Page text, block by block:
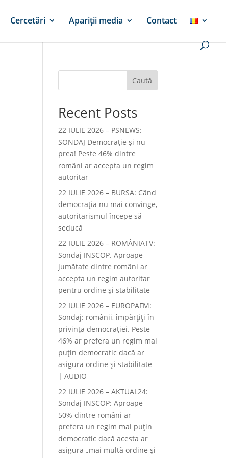
Cercetări Apariții media Contact
Caută
Recent Posts
22 IULIE 2026 – PSNEWS:
SONDAJ Democrație și nu
prea! Peste 46% dintre
români ar accepta un regim
autoritar
22 IULIE 2026 – BURSA: Când
democraţia nu mai convinge,
autoritarismul începe să
seducă
22 IULIE 2026 – ROMÂNIATV:
Sondaj INSCOP. Aproape
jumătate dintre români ar
accepta un regim autoritar
pentru ordine și stabilitate
22 IULIE 2026 – EUROPAFM:
Sondaj: românii, împărțiți în
privința democrației. Peste
46% ar prefera un regim mai
puțin democratic dacă ar
asigura ordine și stabilitate
| AUDIO
22 IULIE 2026 – AKTUAL24:
Sondaj INSCOP: Aproape
50% dintre români ar
prefera un regim mai puțin
democratic dacă acesta ar
asigura „mai multă ordine și